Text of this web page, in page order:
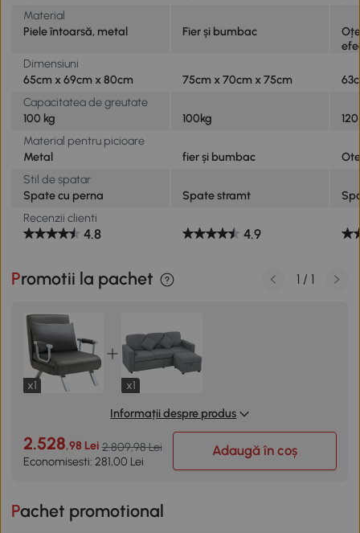
Material
Piele întoarsă, metal
Fier și bumbac
Dimensiuni
65cm x 69cm x 80cm
75cm x 70cm x 75cm
Capacitatea de greutate
100 kg
100kg
Material pentru picioare
Metal
fier și bumbac
Stil de spatar
Spate cu perna
Spate stramt
Recenzii clienti
4.8 4.9
Promotii la pachet
x1
x1
Informații despre produs
2.528,98 Lei 2.809,98 Lei
Economisesti: 281,00 Lei
Adaugă în coș
1 / 1
Pachet promotional